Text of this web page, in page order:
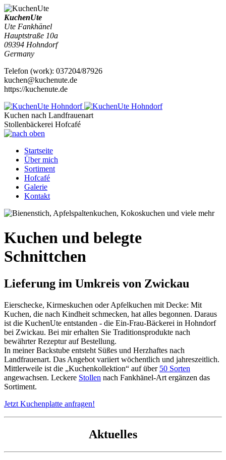
KuchenUte
Ute Fankhänel
Hauptstraße 10a
09394 Hohndorf
Germany
Telefon (work): 037204/87926
kuchen@kuchenute.de
https://kuchenute.de
Kuchen nach Landfrauenart
Stollenbäckerei Hofcafé
Startseite
Über mich
Sortiment
Hofcafé
Galerie
Kontakt
Kuchen und belegte
Schnittchen
Lieferung im Umkreis von Zwickau
Eierschecke, Kirmeskuchen oder Apfelkuchen mit Decke: Mit
Kuchen, die nach Kindheit schmecken, hat alles begonnen. Daraus
ist die KuchenUte entstanden - die Ein-Frau-Bäckerei in Hohndorf
bei Zwickau. Bei mir erhalten Sie Traditionsprodukte nach
bewährter Rezeptur auf Bestellung.
In meiner Backstube entsteht Süßes und Herzhaftes nach
Landfrauenart. Das Angebot variiert wöchentlich und jahreszeitlich.
Mittlerweile ist die „Kuchenkollektion“ auf über 50 Sorten
angewachsen. Leckere Stollen nach Fankhänel-Art ergänzen das
Sortiment.
Jetzt Kuchenplatte anfragen!
Aktuelles